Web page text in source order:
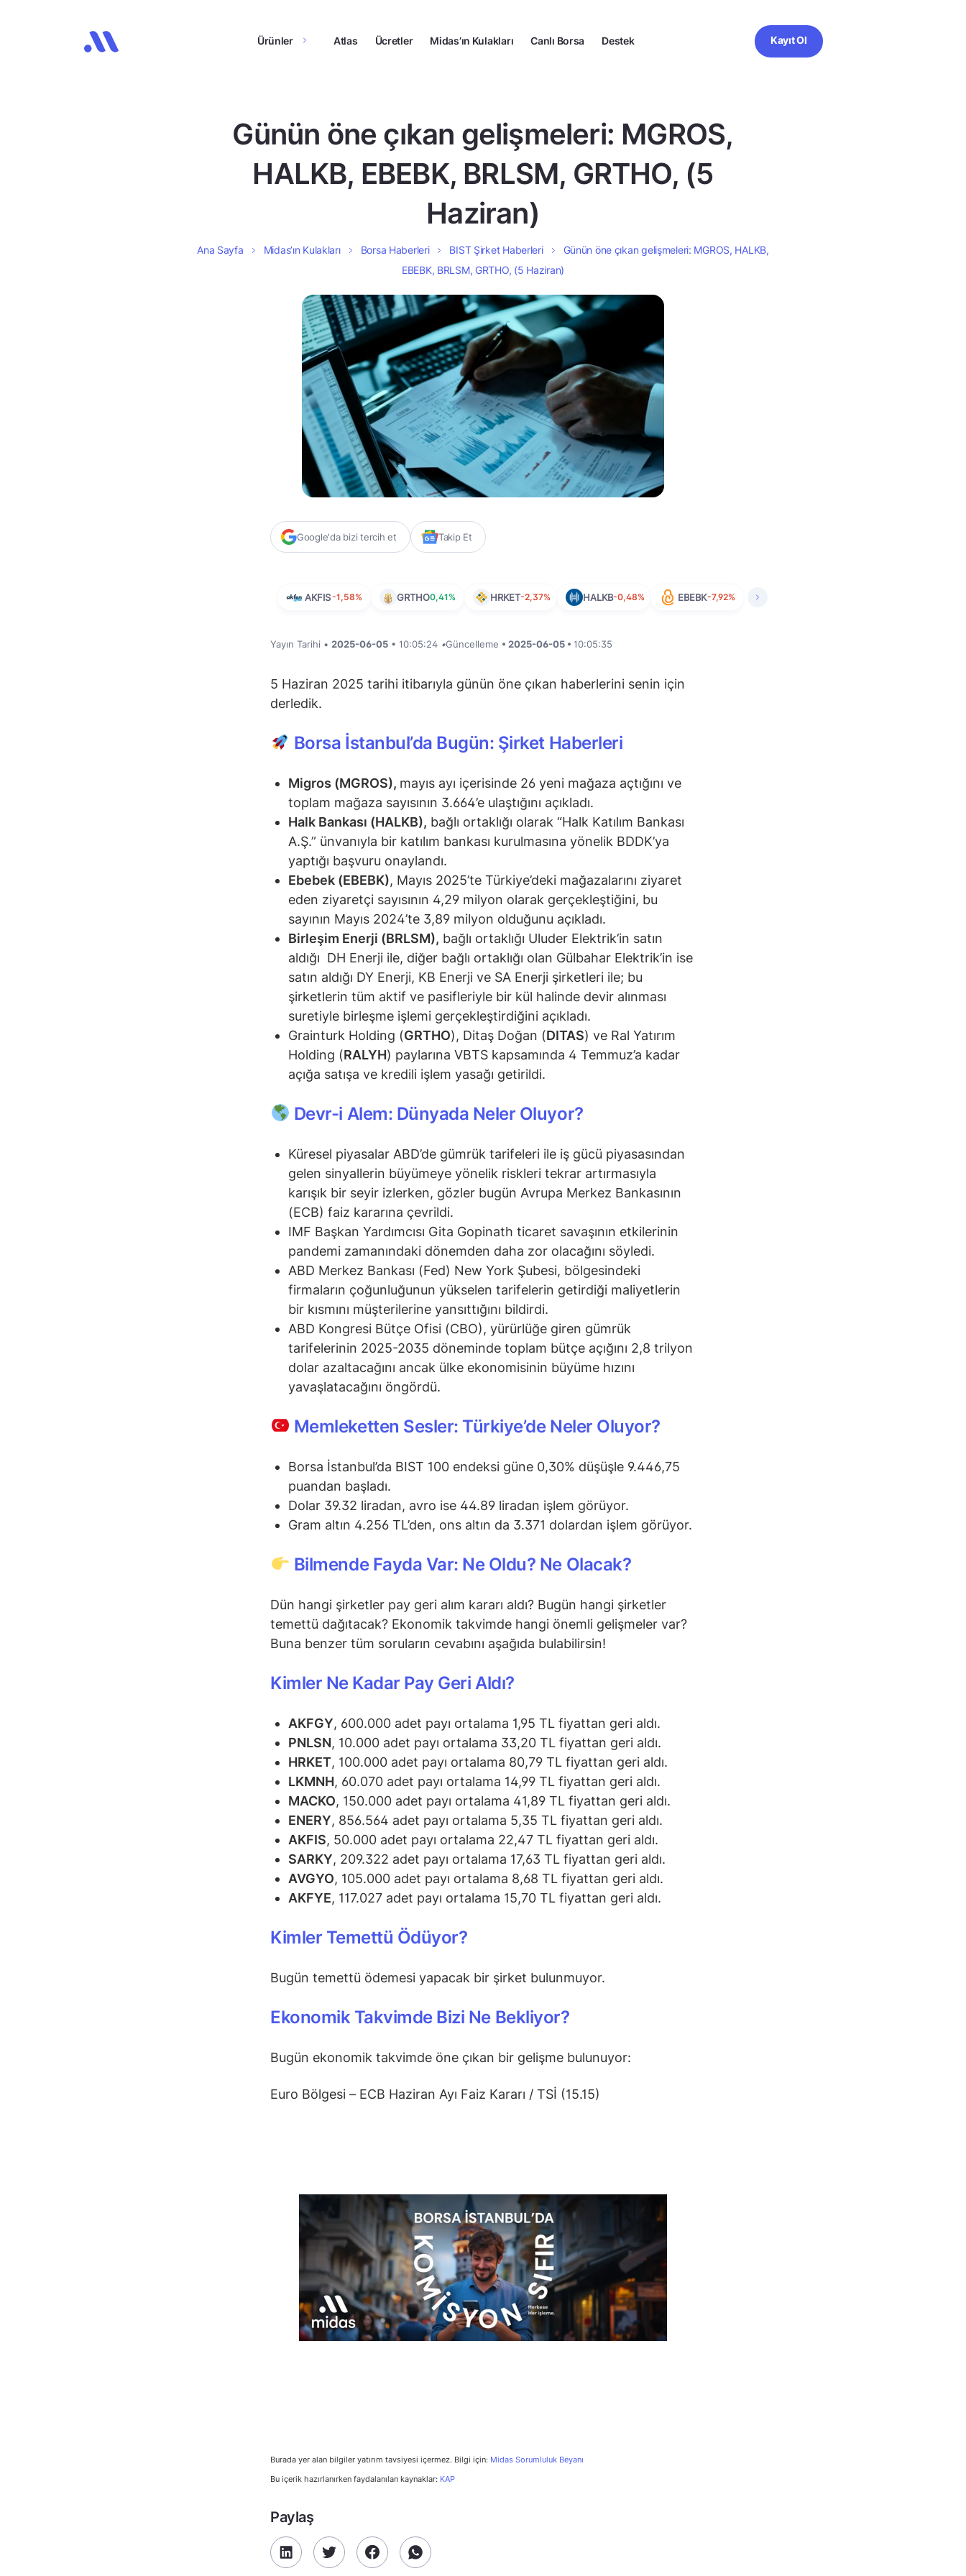
Ürünler Atlas Ücretler Midas’ın Kulakları Canlı Borsa Destek Kayıt Ol
Günün öne çıkan gelişmeleri: MGROS,
HALKB, EBEBK, BRLSM, GRTHO, (5
Haziran)
Ana Sayfa Midas’ın Kulakları Borsa Haberleri BIST Şirket Haberleri
Günün öne çıkan gelişmeleri: MGROS, HALKB,
EBEBK, BRLSM, GRTHO, (5 Haziran)
Google'da bizi tercih et Takip Et
AKFIS-1,58% GRTHO0,41% HRKET-2,37% HALKB-0,48% EBEBK-7,92%
Yayın Tarihi • 2025-06-05 • 10:05:24 •Güncelleme • 2025-06-05 • 10:05:35
5 Haziran 2025 tarihi itibarıyla günün öne çıkan haberlerini senin için
derledik.
Borsa İstanbul’da Bugün: Şirket Haberleri
Migros (MGROS), mayıs ayı içerisinde 26 yeni mağaza açtığını ve
toplam mağaza sayısının 3.664’e ulaştığını açıkladı.
Halk Bankası (HALKB), bağlı ortaklığı olarak “Halk Katılım Bankası
A.Ş.” ünvanıyla bir katılım bankası kurulmasına yönelik BDDK’ya
yaptığı başvuru onaylandı.
Ebebek (EBEBK), Mayıs 2025’te Türkiye’deki mağazalarını ziyaret
eden ziyaretçi sayısının 4,29 milyon olarak gerçekleştiğini, bu
sayının Mayıs 2024’te 3,89 milyon olduğunu açıkladı.
Birleşim Enerji (BRLSM), bağlı ortaklığı Uluder Elektrik’in satın
aldığı DH Enerji ile, diğer bağlı ortaklığı olan Gülbahar Elektrik’in ise
satın aldığı DY Enerji, KB Enerji ve SA Enerji şirketleri ile; bu
şirketlerin tüm aktif ve pasifleriyle bir kül halinde devir alınması
suretiyle birleşme işlemi gerçekleştirdiğini açıkladı.
Grainturk Holding (GRTHO), Ditaş Doğan (DITAS) ve Ral Yatırım
Holding (RALYH) paylarına VBTS kapsamında 4 Temmuz’a kadar
açığa satışa ve kredili işlem yasağı getirildi.
Devr-i Alem: Dünyada Neler Oluyor?
Küresel piyasalar ABD’de gümrük tarifeleri ile iş gücü piyasasından
gelen sinyallerin büyümeye yönelik riskleri tekrar artırmasıyla
karışık bir seyir izlerken, gözler bugün Avrupa Merkez Bankasının
(ECB) faiz kararına çevrildi.
IMF Başkan Yardımcısı Gita Gopinath ticaret savaşının etkilerinin
pandemi zamanındaki dönemden daha zor olacağını söyledi.
ABD Merkez Bankası (Fed) New York Şubesi, bölgesindeki
firmaların çoğunluğunun yükselen tarifelerin getirdiği maliyetlerin
bir kısmını müşterilerine yansıttığını bildirdi.
ABD Kongresi Bütçe Ofisi (CBO), yürürlüğe giren gümrük
tarifelerinin 2025-2035 döneminde toplam bütçe açığını 2,8 trilyon
dolar azaltacağını ancak ülke ekonomisinin büyüme hızını
yavaşlatacağını öngördü.
Memleketten Sesler: Türkiye’de Neler Oluyor?
Borsa İstanbul’da BIST 100 endeksi güne 0,30% düşüşle 9.446,75
puandan başladı.
Dolar 39.32 liradan, avro ise 44.89 liradan işlem görüyor.
Gram altın 4.256 TL’den, ons altın da 3.371 dolardan işlem görüyor.
Bilmende Fayda Var: Ne Oldu? Ne Olacak?
Dün hangi şirketler pay geri alım kararı aldı? Bugün hangi şirketler
temettü dağıtacak? Ekonomik takvimde hangi önemli gelişmeler var?
Buna benzer tüm soruların cevabını aşağıda bulabilirsin!
Kimler Ne Kadar Pay Geri Aldı?
AKFGY, 600.000 adet payı ortalama 1,95 TL fiyattan geri aldı.
PNLSN, 10.000 adet payı ortalama 33,20 TL fiyattan geri aldı.
HRKET, 100.000 adet payı ortalama 80,79 TL fiyattan geri aldı.
LKMNH, 60.070 adet payı ortalama 14,99 TL fiyattan geri aldı.
MACKO, 150.000 adet payı ortalama 41,89 TL fiyattan geri aldı.
ENERY, 856.564 adet payı ortalama 5,35 TL fiyattan geri aldı.
AKFIS, 50.000 adet payı ortalama 22,47 TL fiyattan geri aldı.
SARKY, 209.322 adet payı ortalama 17,63 TL fiyattan geri aldı.
AVGYO, 105.000 adet payı ortalama 8,68 TL fiyattan geri aldı.
AKFYE, 117.027 adet payı ortalama 15,70 TL fiyattan geri aldı.
Kimler Temettü Ödüyor?
Bugün temettü ödemesi yapacak bir şirket bulunmuyor.
Ekonomik Takvimde Bizi Ne Bekliyor?
Bugün ekonomik takvimde öne çıkan bir gelişme bulunuyor:
Euro Bölgesi – ECB Haziran Ayı Faiz Kararı / TSİ (15.15)
Burada yer alan bilgiler yatırım tavsiyesi içermez. Bilgi için: Midas Sorumluluk Beyanı
Bu içerik hazırlanırken faydalanılan kaynaklar: KAP
Paylaş